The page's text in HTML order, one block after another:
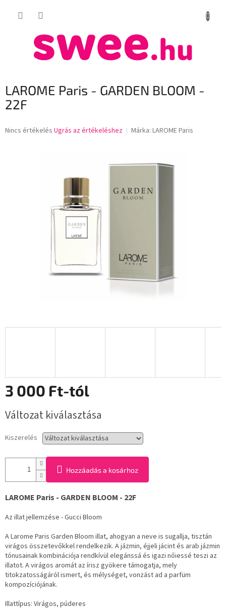
KOSÁR
LAROME Paris - GARDEN BLOOM -
22F
A
Nincs értékelés Ugrás az értékeléshez Márka: LAROME Paris
3 000 Ft-tól
Változat kiválasztása
Kiszerelés
Hozzáadás a kosárhoz
LAROME Paris - GARDEN BLOOM - 22F
Az illat jellemzése - Gucci Bloom
A Larome Paris Garden Bloom illat, ahogyan a neve is sugallja, tisztán
virágos összetevőkkel rendelkezik. A jázmin, éjjeli jácint és arab jázmin
tónusainak kombinációja rendkívül elegánssá és igazi nőiessé teszi az
illatot. A virágos aromát az írisz gyökere támogatja, mely
titokzatosságáról ismert, és mélységet, vonzást ad a parfüm
kompozíciójának.
Illattípus: Virágos, púderes